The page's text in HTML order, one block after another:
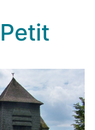
:P
de
2026et